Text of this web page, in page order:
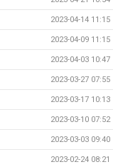
2023-04-14 11:15
2023-04-09 11:15
2023-04-03 10:47
2023-03-27 07:55
2023-03-17 10:13
2023-03-10 07:52
2023-03-03 09:40
2023-02-24 08:21